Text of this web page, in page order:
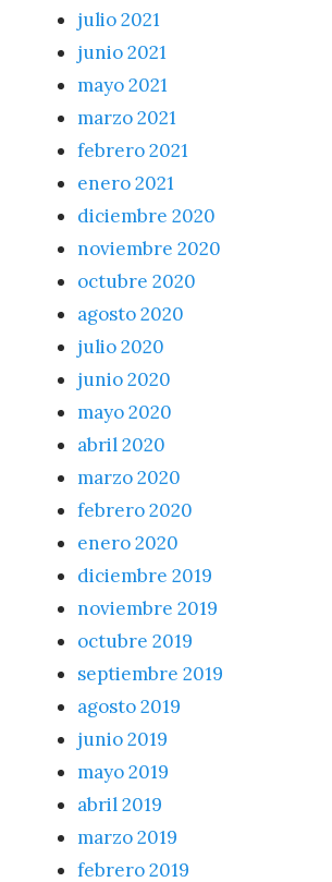
julio 2021
junio 2021
mayo 2021
marzo 2021
febrero 2021
enero 2021
diciembre 2020
noviembre 2020
octubre 2020
agosto 2020
julio 2020
junio 2020
mayo 2020
abril 2020
marzo 2020
febrero 2020
enero 2020
diciembre 2019
noviembre 2019
octubre 2019
septiembre 2019
agosto 2019
junio 2019
mayo 2019
abril 2019
marzo 2019
febrero 2019